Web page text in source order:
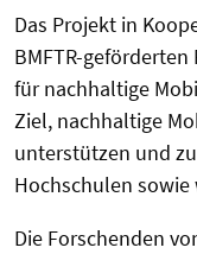
Das Projekt in
BMFTR-
für nachhaltige
Ziel, nachhaltige
unterstützen und
Hochschulen
Die Forschenden